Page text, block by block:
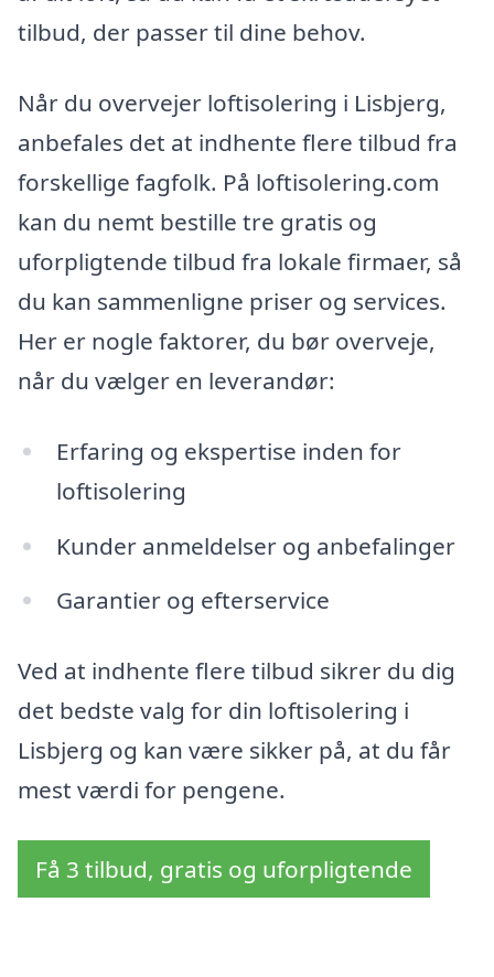
tilbud, der passer til dine behov.
Når du overvejer loftisolering i Lisbjerg,
anbefales det at indhente flere tilbud fra
forskellige fagfolk. På loftisolering.com
kan du nemt bestille tre gratis og
uforpligtende tilbud fra lokale firmaer, så
du kan sammenligne priser og services.
Her er nogle faktorer, du bør overveje,
når du vælger en leverandør:
Erfaring og ekspertise inden for
loftisolering
Kunder anmeldelser og anbefalinger
Garantier og efterservice
Ved at indhente flere tilbud sikrer du dig
det bedste valg for din loftisolering i
Lisbjerg og kan være sikker på, at du får
mest værdi for pengene.
Få 3 tilbud, gratis og uforpligtende